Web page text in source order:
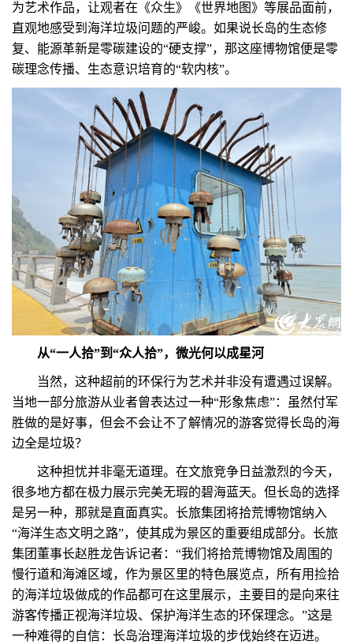
为艺术作品，让观者在《众生》《世界地图》等展品面前，
直观地感受到海洋垃圾问题的严峻。如果说长岛的生态修
复、能源革新是零碳建设的“硬支撑”，那这座博物馆便是零
碳理念传播、生态意识培育的“软内核”。
从“一人拾”到“众人拾”，微光何以成星河
当然，这种超前的环保行为艺术并非没有遭遇过误解。
当地一部分旅游从业者曾表达过一种“形象焦虑”：虽然付军
胜做的是好事，但会不会让不了解情况的游客觉得长岛的海
边全是垃圾？
这种担忧并非毫无道理。在文旅竞争日益激烈的今天，
很多地方都在极力展示完美无瑕的碧海蓝天。但长岛的选择
是另一种，那就是直面真实。长旅集团将拾荒博物馆纳入
“海洋生态文明之路”，使其成为景区的重要组成部分。长旅
集团董事长赵胜龙告诉记者：“我们将拾荒博物馆及周围的
慢行道和海滩区域，作为景区里的特色展览点，所有用捡拾
的海洋垃圾做成的作品都可在这里展示，主要目的是向来往
游客传播正视海洋垃圾、保护海洋生态的环保理念。”这是
一种难得的自信：长岛治理海洋垃圾的步伐始终在迈进。